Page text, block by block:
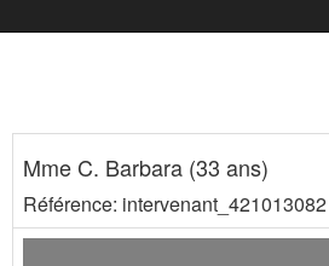
Mme C. Barbara (33 ans)
Référence: intervenant_421013082